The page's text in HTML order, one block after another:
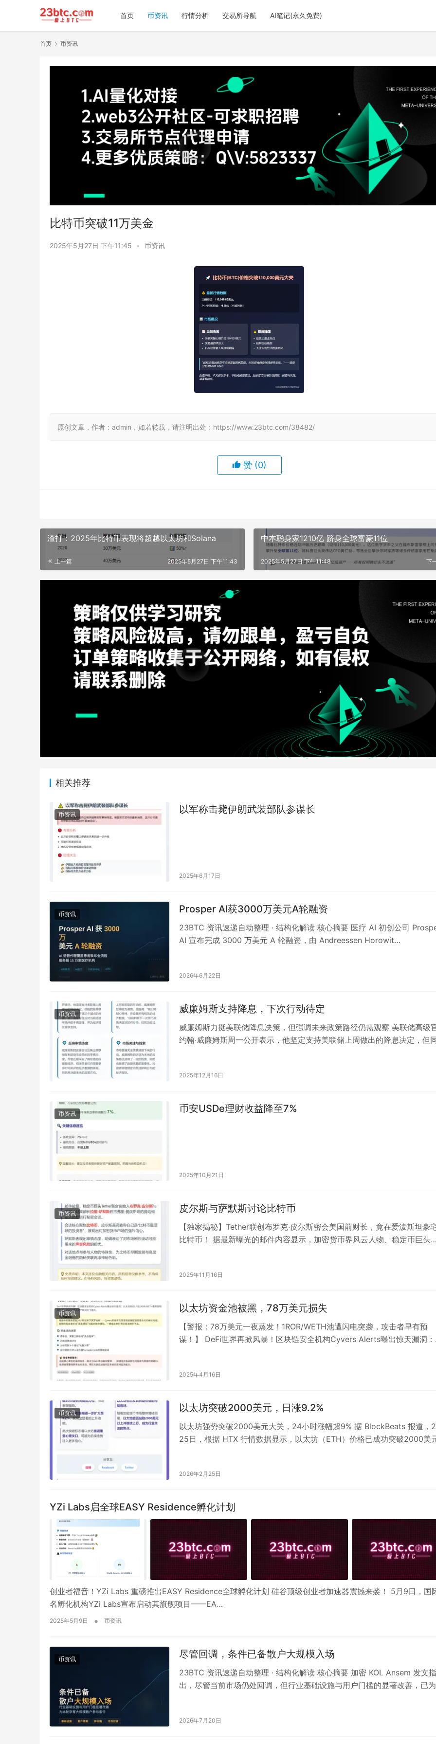
首页 币资讯 行情分析 交易所导航 AI笔记(永久免费)
首页 币资讯
比特币突破11万美金
2025年5月27日 下午11:45 • 币资讯
原创文章，作者：admin，如若转载，请注明出处：https://www.23btc.com/38482/
赞 (0)
渣打：2025年比特币表现将超越以太坊和Solana
上一篇 2025年5月27日 下午11:43
中本聪身家1210亿 跻身全球富豪11位
下
2025年5月27日 下午11:48
相关推荐
币资讯 以军称击毙伊朗武装部队参谋长
2025年6月17日
币资讯 Prosper AI获3000万美元A轮融资
23BTC 资讯速递自动整理 · 结构化解读 核心摘要 医疗 AI 初创公司
AI 宣布完成 3000 万美元 A 轮融资，由 Andreessen Horowit…
2026年6月22日
币资讯 威廉姆斯支持降息，下次行动待定
威廉姆斯力挺美联储降息决策，但强调未来政策路径仍需观察 美联储高级
约翰·威廉姆斯周一公开表示，他坚定支持美联储上周做出的降息决定，但
2025年12月16日
币资讯 币安USDe理财收益降至7%
2025年10月21日
币资讯 皮尔斯与萨默斯讨论比特币
【独家揭秘】Tether联创布罗克·皮尔斯密会美国前财长，竟在爱泼斯坦豪
比特币！ 据最新曝光的邮件内容显示，加密货币界风云人物、稳定币巨头
2025年11月16日
币资讯 以太坊资金池被黑，78万美元损失
【警报：78万美元一夜蒸发！1ROR/WETH池遭闪电突袭，攻击者早有预
谋！】 DeFi世界再掀风暴！区块链安全机构Cyvers Alerts曝出惊天漏洞
2025年4月16日
币资讯 以太坊突破2000美元，日涨9.2%
以太坊强势突破2000美元大关，24小时涨幅超9% 据 BlockBeats 报道，
25日，根据 HTX 行情数据显示，以太坊（ETH）价格已成功突破2000美
2026年2月25日
YZi Labs启全球EASY Residence孵化计划
创业者福音！YZi Labs 重磅推出EASY Residence全球孵化计划 硅谷顶级创业者加速器震撼来袭！ 5月9日，国
名孵化机构YZi Labs宣布启动其旗舰项目——EA…
2025年5月9日 • 币资讯
币资讯 尽管回调，条件已备散户大规模入场
23BTC 资讯速递自动整理 · 结构化解读 核心摘要 加密 KOL Ansem 发文指
出，尽管当前市场仍处回调，但行业基础设施与用户门槛的显著改善，已
2026年7月20日